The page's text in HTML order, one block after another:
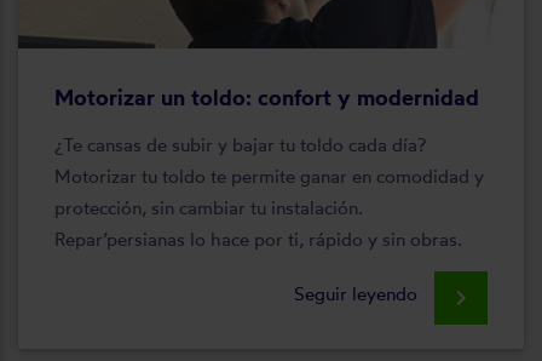
Motorizar un toldo: confort y modernidad
¿Te cansas de subir y bajar tu toldo cada día?
Motorizar tu toldo te permite ganar en comodidad y
protección, sin cambiar tu instalación.
Repar’persianas lo hace por ti, rápido y sin obras.
Seguir leyendo keyboard_arrow_right